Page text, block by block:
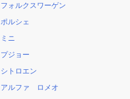
フォルクスワーゲン
ポルシェ
ミニ
プジョー
シトロエン
アルファ ロメオ